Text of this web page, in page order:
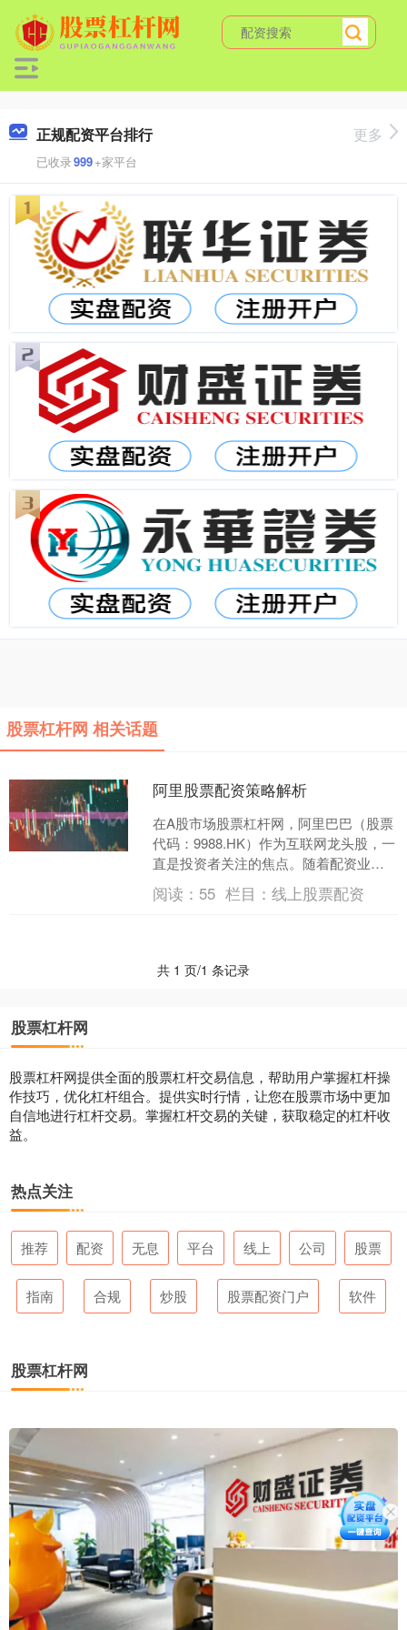
正规配资平台排行
已收录999+家平台
更多
股票杠杆网 相关话题
阿里股票配资策略解析
在A股市场股票杠杆网，阿里巴巴（股票
代码：9988.HK）作为互联网龙头股，一
直是投资者关注的焦点。随着配资业务
的普及，越来越多的投资者开始关注阿
里股票的配资策....
阅读： 55 栏目：线上股票配资
共 1 页/1 条记录
股票杠杆网
股票杠杆网提供全面的股票杠杆交易信息，帮助用户掌握杠杆操
作技巧，优化杠杆组合。提供实时行情，让您在股票市场中更加
自信地进行杠杆交易。掌握杠杆交易的关键，获取稳定的杠杆收
益。
热点关注
推荐 配资 无息 平台 线上 公司 股票
指南 合规 炒股 股票配资门户 软件
股票杠杆网